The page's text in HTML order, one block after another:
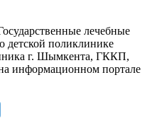
лечебные
детской поликлинике
г. Шымкента, ГККП,
информационном портале